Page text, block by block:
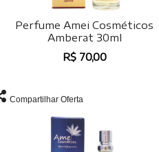
Perfume Amei Cosméticos
Amberat 30ml
R$ 70,00
Compartilhar Oferta